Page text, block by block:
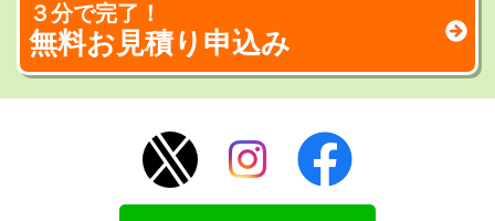
３分で完了！
無料お見積り申込み